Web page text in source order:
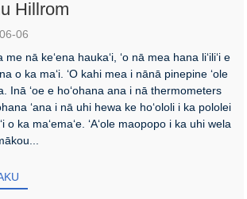
Hillrom
06
nā keʻena haukaʻi, ʻo nā mea hana liʻiliʻi e
o ka maʻi. ʻO kahi mea i nānā pinepine ʻole
Inā ʻoe e hoʻohana ana i nā thermometers
ʻana i nā uhi hewa ke hoʻololi i ka pololei
o ka maʻemaʻe. ʻAʻole maopopo i ka uhi wela